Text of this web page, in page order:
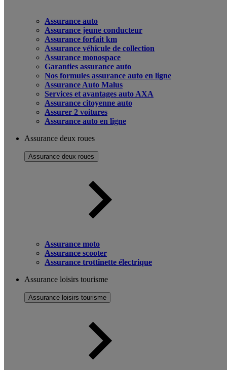
Assurance auto
Assurance jeune conducteur
Assurance forfait km
Assurance véhicule de collection
Assurance monospace
Garanties assurance auto
Nos formules assurance auto en ligne
Assurance Auto Malus
Services et avantages auto AXA
Assurance citoyenne auto
Assurer 2 voitures
Assurance auto en ligne
Assurance deux roues
Assurance deux roues
Assurance moto
Assurance scooter
Assurance trottinette électrique
Assurance loisirs tourisme
Assurance loisirs tourisme